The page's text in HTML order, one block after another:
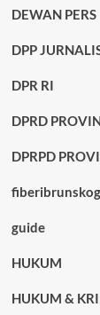
DEWAN PERS
DPP
DPR RI
DPRD
DPRPD
guide
HUKUM
HUKUM &